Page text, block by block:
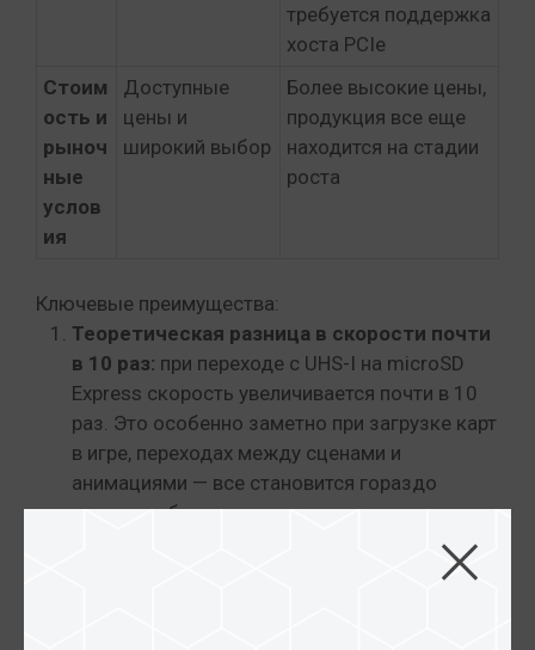
требуется поддержка
хоста PCIe
Стоим
ость и
рыноч
ные
услов
ия
Доступные
цены и
широкий выбор
Более высокие цены,
продукция все еще
находится на стадии
роста
Ключевые преимущества:
Теоретическая разница в скорости почти
в 10 раз: при переходе с UHS-I на microSD
Express скорость увеличивается почти в 10
раз. Это особенно заметно при загрузке карт
в игре, переходах между сценами и
анимациями — все становится гораздо
плавнее и быстрее.
будущего с высоким качеством графики: